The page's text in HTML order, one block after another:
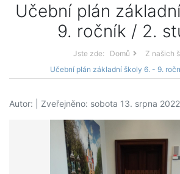
Učební plán
9. ročník / 2.
Jste zde: Domů
Z našich
Učební plán základní školy 6. - 9.
Autor: | Zveřejněno: sobota 13. srpna 2022